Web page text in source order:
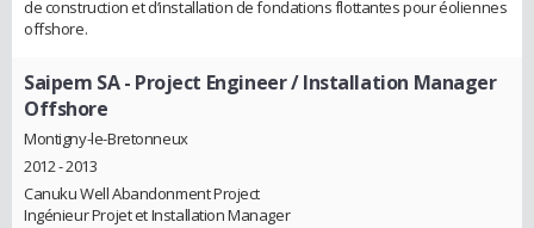
de construction et d’installation de fondations flottantes pour éoliennes
offshore.
Saipem SA- Project Engineer / Installation Manager
Offshore
Montigny-le-Bretonneux
2012 - 2013
Canuku Well Abandonment Project
Ingénieur Projet et Installation Manager